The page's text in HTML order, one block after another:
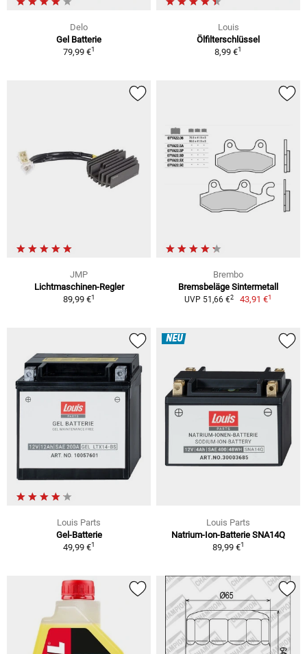
Delo
Gel Batterie
79,99 €1
Louis
Ölfilterschlüssel
8,99 €1
JMP
Lichtmaschinen-Regler
89,99 €1
Brembo
Bremsbeläge Sintermetall
UVP 51,66 €2 43,91 €1
Louis Parts
Gel-Batterie
49,99 €1
NEU
Louis Parts
Natrium-Ion-Batterie SNA14Q
89,99 €1